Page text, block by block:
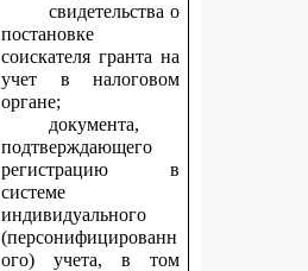
свидетельства о
постановке
соискателя гранта на
учет в налоговом
органе;
документа,
подтверждающего
регистрацию в
системе
индивидуального
(персонифицированн
ого) учета, в том